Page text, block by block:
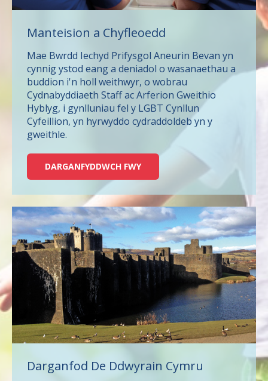
Manteision a Chyfleoedd
Mae Bwrdd Iechyd Prifysgol Aneurin Bevan yn
cynnig ystod eang a deniadol o wasanaethau a
buddion i'n holl weithwyr, o wobrau
Cydnabyddiaeth Staff ac Arferion Gweithio
Hyblyg, i gynlluniau fel y LGBT Cynllun
Cyfeillion, yn hyrwyddo cydraddoldeb yn y
gweithle.
DARGANFYDDWCH FWY
Darganfod De Ddwyrain Cymru